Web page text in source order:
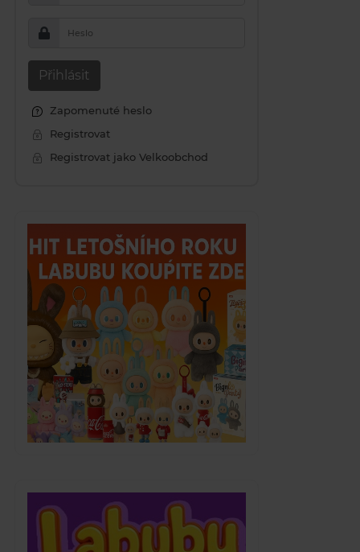
Heslo
Přihlásit
Zapomenuté heslo
Registrovat
Registrovat jako Velkoobchod